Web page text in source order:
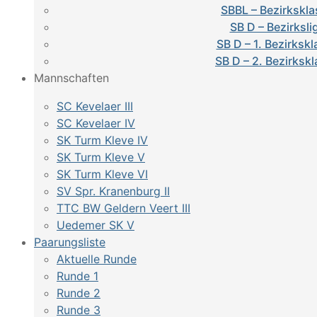
SBBL –
SB D –
SB D – 1.
SB D – 2.
Mannschaften
SC Kevelaer III
SC Kevelaer IV
SK Turm Kleve IV
SK Turm Kleve V
SK Turm Kleve VI
SV Spr. Kranenburg II
TTC BW Geldern Veert III
Uedemer SK V
Paarungsliste
Aktuelle Runde
Runde 1
Runde 2
Runde 3